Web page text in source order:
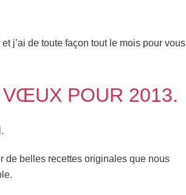
j’ai de toute façon tout le mois pour vous
POUR 2013.
de belles recettes originales que nous